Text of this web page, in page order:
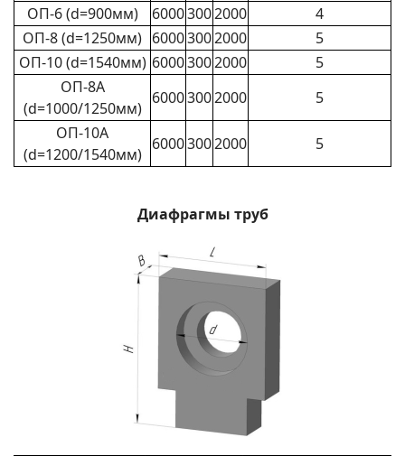
ОП-6 (d=900мм)
60003002000
4
ОП-8 (d=1250мм) 60003002000
5
ОП-10 (d=1540мм) 60003002000
5
ОП-8А
(d=1000/1250мм)
60003002000
5
ОП-10А
(d=1200/1540мм)
60003002000 5
Диафрагмы труб